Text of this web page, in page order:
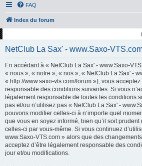
FAQ
Index du forum
NetClub La Sax' - www.Saxo-
En accédant à « NetClub La Sax' - www.Saxo-
« nous », « notre », « nos », « NetClub La Sax' -
« http://www.saxo-vts.com/forum »), vous
responsable des conditions suivantes. Si vous
légalement responsable de toutes les conditions
pas et/ou n’utilisez pas « NetClub La Sax' -
pouvons modifier celles-ci à n’importe quel
que vous en soyez informé, bien qu’il soit
celles-ci par vous-même. Si vous continuez
www.Saxo-VTS.com » alors que des
acceptez d’être légalement responsable des
jour et/ou modifications.